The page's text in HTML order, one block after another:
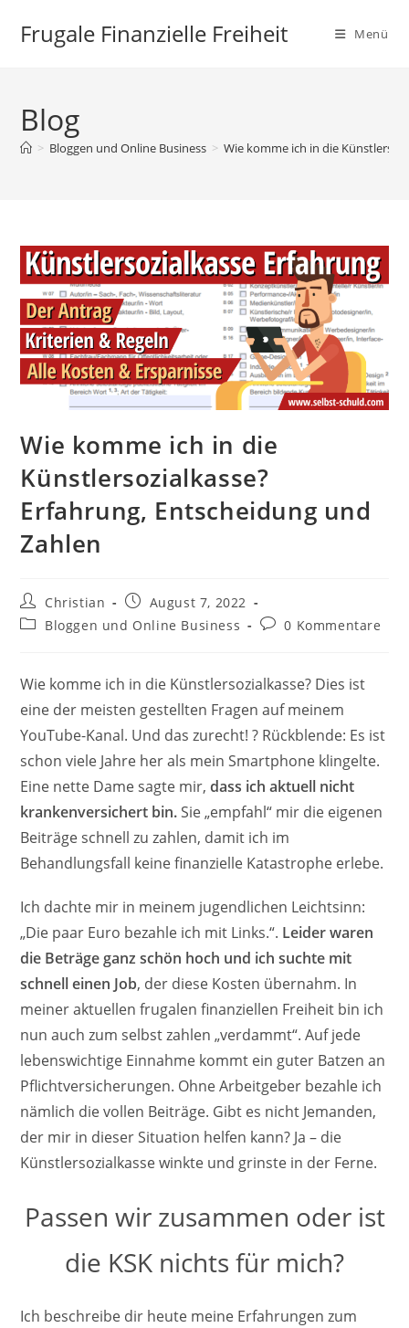
InhaltFrugale Finanzielle Freiheit Menü
Blog
> Bloggen und Online Business > Wie komme ich in die
Wie komme ich in die
Künstlersozialkasse?
Erfahrung, Entscheidung und
Zahlen
Beitrags-
Autor:
Christian
Beitrag
veröffentlicht:
August 7, 2022
Beitrags-
Bloggen und Online Business
Beitrags-
0 Kommentare
Wie komme ich in die Künstlersozialkasse? Dies ist
eine der meisten gestellten Fragen auf meinem
YouTube-Kanal. Und das zurecht! ? Rückblende: Es ist
schon viele Jahre her als mein Smartphone klingelte.
Eine nette Dame sagte mir,dass ich aktuell nicht
krankenversichert bin.Sie „empfahl“ mir die eigenen
Beiträge schnell zu zahlen, damit ich im
Behandlungsfall keine finanzielle Katastrophe erlebe.
Ich dachte mir in meinem jugendlichen Leichtsinn:
„Die paar Euro bezahle ich mit Links.“. Leider waren
die Beträge ganz schön hoch und ich suchte mit
schnell einen Job, der diese Kosten übernahm. In
meiner aktuellen frugalen finanziellen Freiheit bin ich
nun auch zum selbst zahlen „verdammt“. Auf jede
lebenswichtige Einnahme kommt ein guter Batzen an
Pflichtversicherungen. Ohne Arbeitgeber bezahle ich
nämlich die vollen Beiträge. Gibt es nicht Jemanden,
der mir in dieser Situation helfen kann? Ja – die
Künstlersozialkasse winkte und grinste in der Ferne.
Passen wir zusammen oder ist
die KSK nichts für mich?
Ich beschreibe dir heute meine Erfahrungen zum